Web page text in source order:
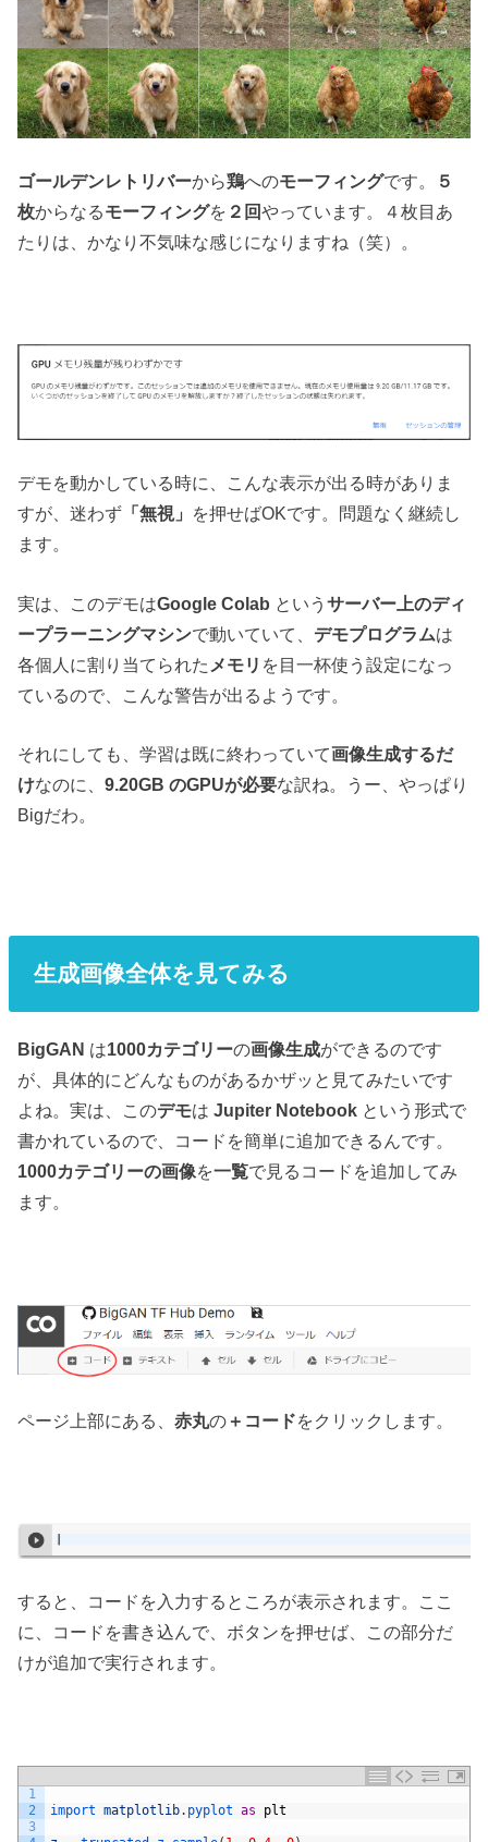
ゴールデンレトリバーから鶏へのモーフィングです。
５
枚からなるモーフィングを ２回やっています。４枚目あ
たりは、かなり不気味な感じになりますね（笑）。
デモを動かしている時に、こんな表示が出る時がありま
すが、迷わず 「無視」 を押せばOKです。問題なく継続し
ます。
実は、このデモはGoogle Colab というサーバー上のディ
ープラーニングマシンで動いていて、 デモプログラムは
各個人に割り当てられた メモリ を目一杯使う設定になっ
ているので、こんな警告が出るようです。
それにしても、学習は既に終わっていて画像生成するだ
けなのに、9.20GB のGPUが必要な訳ね。うー、やっぱり
Bigだわ。
生成画像全体を見てみる
BigGAN は1000カテゴリーの画像生成ができるのです
が、具体的にどんなものがあるかザッと見てみたいです
よね。実は、このデモはJupiter Notebook という形式で
書かれているので、コードを簡単に追加できるんです。
1000カテゴリーの画像を一覧で見るコードを追加してみ
ます。
ページ上部にある、赤丸の ＋コードをクリックします。
すると、コードを入力するところが表示されます。ここ
に、コードを書き込んで、ボタンを押せば、この部分だ
けが追加で実行されます。
1
2
3
import matplotlib. pyplot as plt